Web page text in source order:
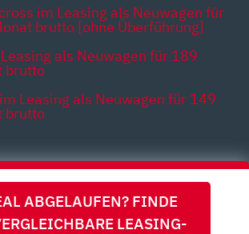
ABGELAUFEN? FINDE
LEASING-
im Leasing als Neuwagen für
brutto [ohne Überführung]
als Neuwagen für 189
brutto
Leasing als Neuwagen für 149
brutto